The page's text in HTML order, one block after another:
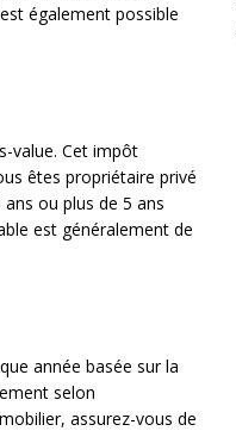
également possible
value. Cet impôt
êtes propriétaire privé
ou plus de 5 ans
est généralement de
année basée sur la
selon
assurez-vous de